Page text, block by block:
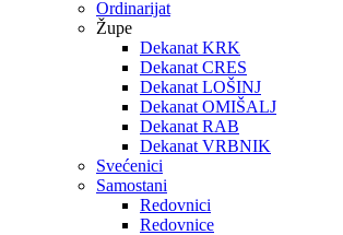
Ordinarijat
Župe
Dekanat KRK
Dekanat CRES
Dekanat LOŠINJ
Dekanat OMIŠALJ
Dekanat RAB
Dekanat VRBNIK
Svećenici
Samostani
Redovnici
Redovnice